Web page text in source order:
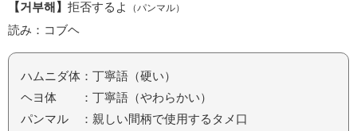
【거부해】 拒否するよ （パンマル）
読み：コブヘ
ハムニダ体：丁寧語（硬い）
ヘヨ体 ：丁寧語（やわらかい）
パンマル ：親しい間柄で使用するタメ口